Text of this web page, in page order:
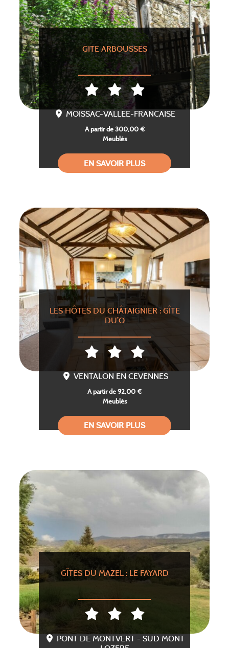
GITE ARBOUSSES
MOISSAC-VALLEE-FRANCAISE
A partir de 300,00 €
Meublés
EN SAVOIR PLUS
LES HÔTES DU CHÂTAIGNIER : GÎTE
DU’O
VENTALON EN CEVENNES
A partir de 92,00 €
Meublés
EN SAVOIR PLUS
GÎTES DU MAZEL : LE FAYARD
PONT DE MONTVERT - SUD MONT